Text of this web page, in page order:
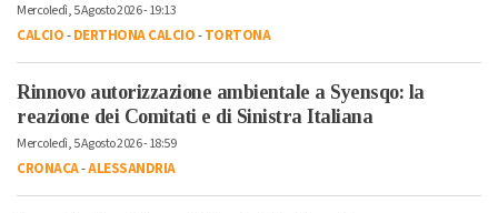
Mercoledì, 5 Agosto 2026 - 19:13
CALCIO-DERTHONA CALCIO-TORTONA
Rinnovo autorizzazione ambientale a Syensqo: la
reazione dei Comitati e di Sinistra Italiana
Mercoledì, 5 Agosto 2026 - 18:59
CRONACA-ALESSANDRIA